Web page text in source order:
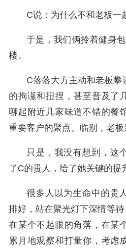
C说：为什么不和老板一
于是，我们俩拎着健身
楼。
C落落大方主动和老板
的拘谨和扭捏，甚至普及了
聊起附近几家味道不错的餐
重要客户的聚点。临别，老板
只是，我没有想到，这
了C的贵人，给了她关键的提
很多人以为生命中的贵
排好，站在聚光灯下深情等
在某个不起眼的角落，在某
累月地观察和打量你，考虑